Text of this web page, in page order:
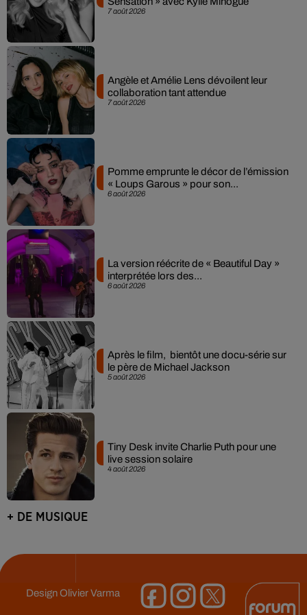
7 août 2026
7 août 2026
Angèle et Amélie Lens dévoilent leur
collaboration tant attendue
6 août 2026
Pomme emprunte le décor de l’émission
« Loups Garous » pour son...
6 août 2026
La version réécrite de « Beautiful Day »
interprétée lors des...
5 août 2026
Après le film, bientôt une docu-série sur
le père de Michael Jackson
4 août 2026
Tiny Desk invite Charlie Puth pour une
live session solaire
+ DE MUSIQUE
DesignOlivier Varma